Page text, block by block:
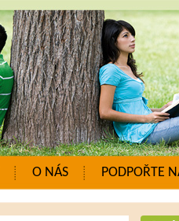
O NÁS PODPOŘTE